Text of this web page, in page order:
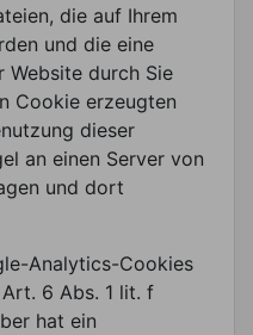
die auf Ihrem
und die eine
Website durch Sie
Cookie erzeugten
dieser
an einen Server von
und dort
Analytics-Cookies
6 Abs. 1 lit. f
hat ein